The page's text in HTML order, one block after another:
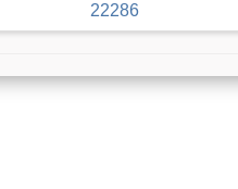
22286